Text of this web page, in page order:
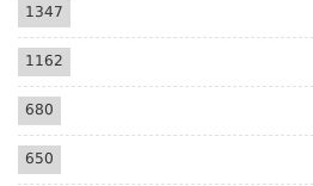
1347
1162
680
650